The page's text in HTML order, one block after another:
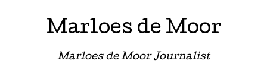
Marloes de Moor
Marloes de Moor Journalist